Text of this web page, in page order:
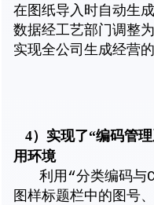
在图纸导入时自动生
数据经工艺部门调整
实现全公司生成经营
4）实现了“编码管
用环境
利用“分类编码与
图样标题栏中的图号